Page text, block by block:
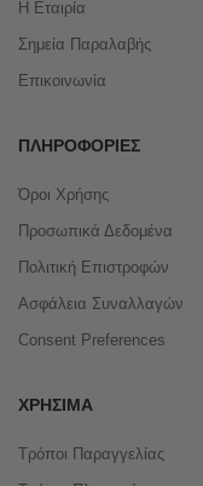
Η Εταιρία
Σημεία Παραλαβής
Επικοινωνία
ΠΛΗΡΟΦΟΡΊΕΣ
Όροι Χρήσης
Προσωπικά Δεδομένα
Πολιτική Επιστροφών
Ασφάλεια Συναλλαγών
Consent Preferences
ΧΡΉΣΙΜΑ
Τρόποι Παραγγελίας